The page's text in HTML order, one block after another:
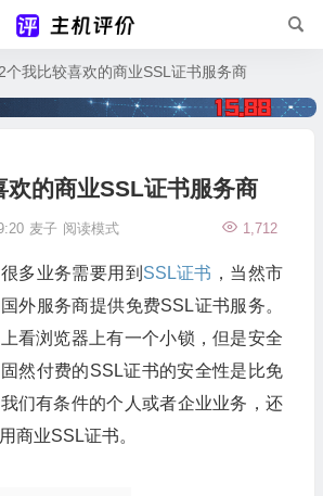
2个我比较喜欢的商业SSL证书服务商
欢的商业SSL证书服务商
麦子 1,712
阅读模式
多业务需要用到 SSL证书 ，当然市
外服务商提供免费SSL证书服务。
看浏览器上有一个小锁，但是安全
然付费的SSL证书的安全性是比免
们有条件的个人或者企业业务，还
商业SSL证书。